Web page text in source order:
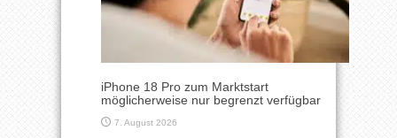
iPhone 18 Pro zum Marktstart
möglicherweise nur begrenzt verfügbar
7. August 2026